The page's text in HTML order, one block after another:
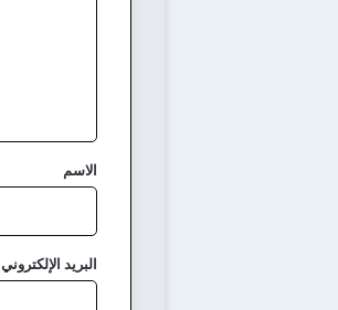
*
الاسم
البريد الإلكتروني